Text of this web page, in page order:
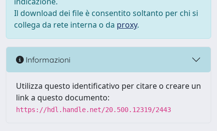
Il download dei file è consentito soltanto per chi si
collega da rete interna o da proxy.
Informazioni
Utilizza questo identificativo per citare o creare un
link a questo documento:
https://hdl.handle.net/20.500.12319/2443